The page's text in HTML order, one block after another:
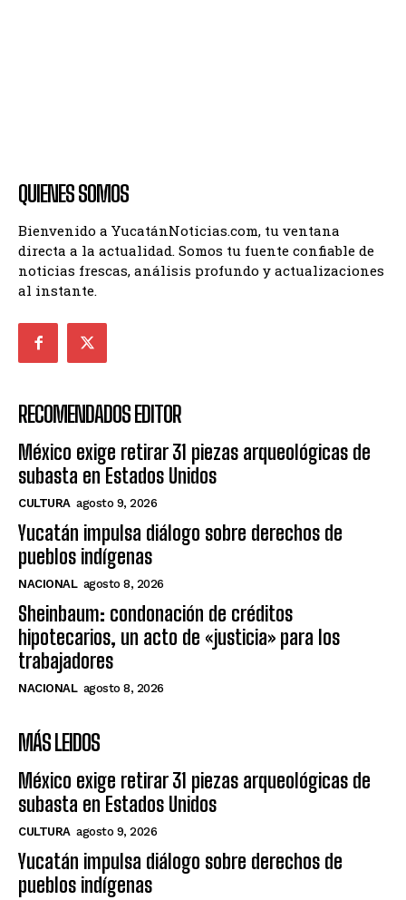
QUIENES SOMOS
Bienvenido a YucatánNoticias.com, tu ventana
directa a la actualidad. Somos tu fuente confiable de
noticias frescas, análisis profundo y actualizaciones
al instante.
RECOMENDADOS EDITOR
México exige retirar 31 piezas arqueológicas de
subasta en Estados Unidos
CULTURA agosto 9, 2026
Yucatán impulsa diálogo sobre derechos de
pueblos indígenas
NACIONAL agosto 8, 2026
Sheinbaum: condonación de créditos
hipotecarios, un acto de «justicia» para los
trabajadores
NACIONAL agosto 8, 2026
MÁS LEIDOS
México exige retirar 31 piezas arqueológicas de
subasta en Estados Unidos
CULTURA agosto 9, 2026
Yucatán impulsa diálogo sobre derechos de
pueblos indígenas